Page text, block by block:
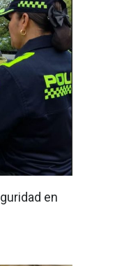
en